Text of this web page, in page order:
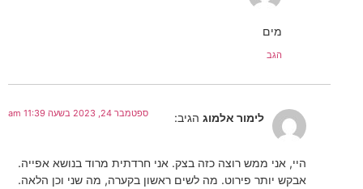
מים
הגב
לימור אלמוג הגיב: ספטמבר 24, 2023 בשעה 11:39 am
היי, אני ממש רוצה כזה בצק. אני חרדתית מרוד בנושא אפייה.
אבקש יותר פירוט. מה לשים ראשון בקערה, מה שני וכן הלאה.